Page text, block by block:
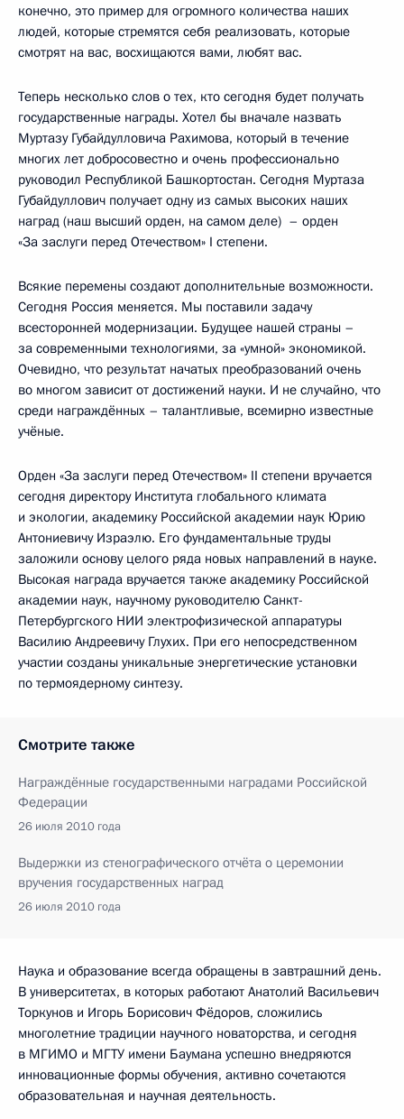
конечно, это пример для огромного количества наших
людей, которые стремятся себя реализовать, которые
смотрят на вас, восхищаются вами, любят вас.
Теперь несколько слов о тех, кто сегодня будет получать
государственные награды. Хотел бы вначале назвать
Муртазу Губайдулловича Рахимова, который в течение
многих лет добросовестно и очень профессионально
руководил Республикой Башкортостан. Сегодня Муртаза
Губайдуллович получает одну из самых высоких наших
наград (наш высший орден, на самом деле) ­ – орден
«За заслуги перед Отечеством» I степени.
Всякие перемены создают дополнительные возможности.
Сегодня Россия меняется. Мы поставили задачу
всесторонней модернизации. Будущее нашей страны –
за современными технологиями, за «умной» экономикой.
Очевидно, что результат начатых преобразований очень
во многом зависит от достижений науки. И не случайно, что
среди награждённых – талантливые, всемирно известные
учёные.
Орден «За заслуги перед Отечеством» II степени вручается
сегодня директору Института глобального климата
и экологии, академику Российской академии наук Юрию
Антониевичу Израэлю. Его фундаментальные труды
заложили основу целого ряда новых направлений в науке.
Высокая награда вручается также академику Российской
академии наук, научному руководителю Санкт-
Петербургского НИИ электрофизической аппаратуры
Василию Андреевичу Глухих. При его непосредственном
участии созданы уникальные энергетические установки
по термоядерному синтезу.
Смотрите также
Награждённые государственными наградами Российской
Федерации
26 июля 2010 года
Выдержки из стенографического отчёта о церемонии
вручения государственных наград
26 июля 2010 года
Наука и образование всегда обращены в завтрашний день.
В университетах, в которых работают Анатолий Васильевич
Торкунов и Игорь Борисович Фёдоров, сложились
многолетние традиции научного новаторства, и сегодня
в МГИМО и МГТУ имени Баумана успешно внедряются
инновационные формы обучения, активно сочетаются
образовательная и научная деятельность.